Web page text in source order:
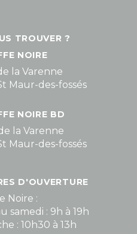
TROUVER ?
NOIRE
la Varenne
Maur-des-fossés
NOIRE BD
la Varenne
Maur-des-fossés
D'OUVERTURE
Noire :
samedi : 9h à 19h
: 10h30 à 13h